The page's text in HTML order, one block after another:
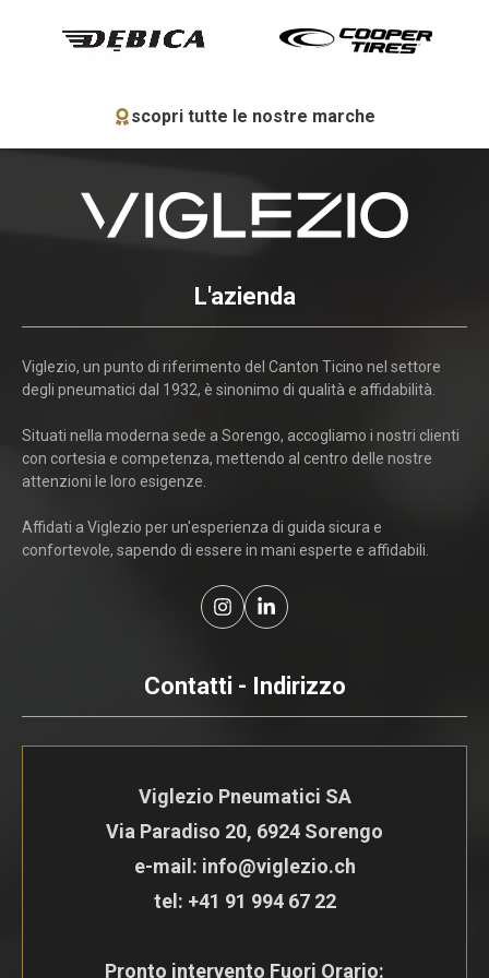
scopri tutte le nostre marche
L'azienda
Viglezio, un punto di riferimento del Canton Ticino nel settore
degli pneumatici dal 1932, è sinonimo di qualità e affidabilità.
Situati nella moderna sede a Sorengo, accogliamo i nostri clienti
con cortesia e competenza, mettendo al centro delle nostre
attenzioni le loro esigenze.
Affidati a Viglezio per un'esperienza di guida sicura e
confortevole, sapendo di essere in mani esperte e affidabili.
Contatti - Indirizzo
Viglezio Pneumatici SA
Via Paradiso 20, 6924 Sorengo
e-mail: info@viglezio.ch
tel: +41 91 994 67 22
Pronto intervento Fuori Orario: